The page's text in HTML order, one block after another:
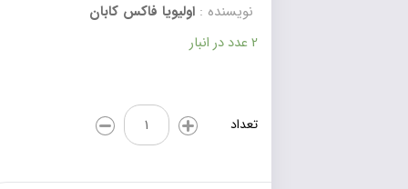
نویسنده :اولیویا فاکس کابان
کتاب
افسانه